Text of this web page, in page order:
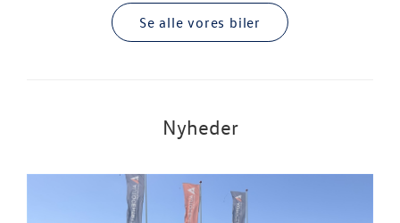
Se alle vores biler
Nyheder